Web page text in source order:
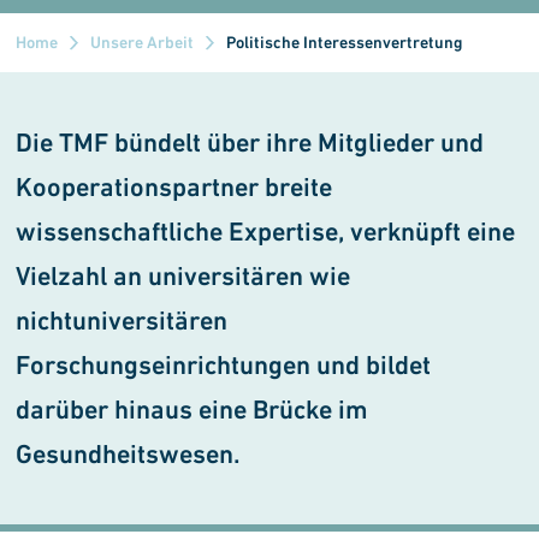
Home Unsere Arbeit Politische Interessenvertretung
Die TMF bündelt über ihre Mit­glieder und
Kooperationspartner breite
wissenschaftliche Expertise, verknüpft eine
Vielzahl an uni­versitären wie
nichtuniversitären
Forschungseinrichtungen und bildet
darüber hinaus eine Brücke im
Gesundheitswesen.